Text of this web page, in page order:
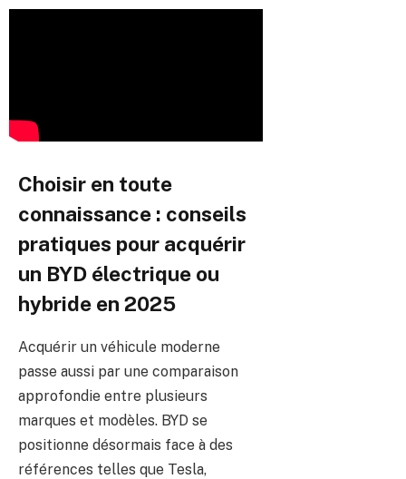
Choisir en toute
connaissance : conseils
pratiques pour acquérir
un BYD électrique ou
hybride en 2025
Acquérir un véhicule moderne
passe aussi par une comparaison
approfondie entre plusieurs
marques et modèles. BYD se
positionne désormais face à des
références telles que Tesla,